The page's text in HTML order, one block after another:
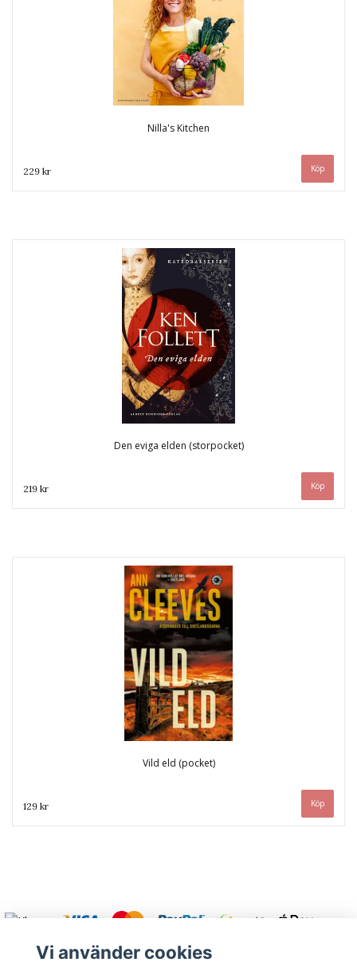
Nilla's Kitchen
229 kr
Den eviga elden (storpocket)
219 kr
Vild eld (pocket)
129 kr
Vi använder cookies